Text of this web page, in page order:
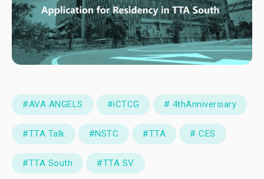
#AVA ANGELS #iCTCG # 4thAnniversiary
#TTA Talk #NSTC #TTA # CES
#TTA South #TTA SV